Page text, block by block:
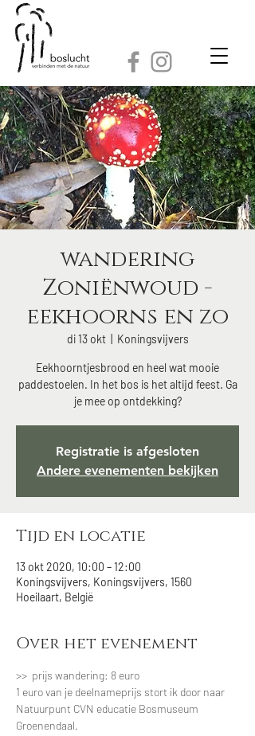
wandering
Zoniënwoud -
eekhoorns en zo
di 13 okt
  |
Koningsvijvers
Eekhoorntjesbrood en heel wat mooie
paddestoelen. In het bos is het altijd feest. Ga
je mee op ontdekking?
Registratie is afgesloten
Andere evenementen bekijken
Tijd en locatie
13 okt 2020, 10:00 – 12:00
Koningsvijvers, Koningsvijvers, 1560
Hoeilaart, België
Over het evenement
>>  prijs wandering: 8 euro
1 euro van je deelnameprijs stort ik door naar
Natuurpunt CVN educatie Bosmuseum
Groenendaal.